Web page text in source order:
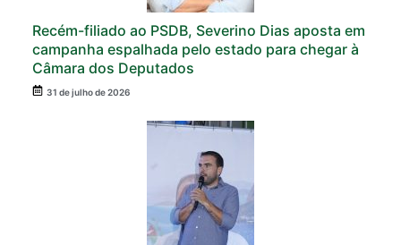
Recém-filiado ao PSDB, Severino Dias aposta em
campanha espalhada pelo estado para chegar à
Câmara dos Deputados
31 de julho de 2026